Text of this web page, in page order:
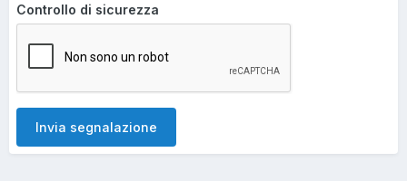
Controllo di sicurezza
Invia segnalazione